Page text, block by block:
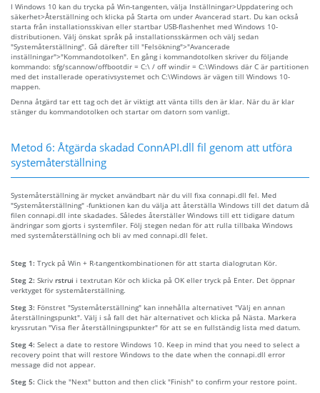
I Windows 10 kan du trycka på Win-tangenten, välja Inställningar>Uppdatering och
säkerhet>Återställning och klicka på Starta om under Avancerad start. Du kan också
starta från installationsskivan eller startbar USB-flashenhet med Windows 10-
distributionen. Välj önskat språk på installationsskärmen och välj sedan
"Systemåterställning". Gå därefter till "Felsökning">"Avancerade
inställningar">"Kommandotolken". En gång i kommandotolken skriver du följande
kommando: sfg/scannow/offbootdir = C:\ / off windir = C:\Windows där C är partitionen
med det installerade operativsystemet och C:\Windows är vägen till Windows 10-
mappen.
Denna åtgärd tar ett tag och det är viktigt att vänta tills den är klar. När du är klar
stänger du kommandotolken och startar om datorn som vanligt.
Metod 6: Åtgärda skadad ConnAPI.dll fil genom att utföra
systemåterställning
Systemåterställning är mycket användbart när du vill fixa connapi.dll fel. Med
"Systemåterställning" -funktionen kan du välja att återställa Windows till det datum då
filen connapi.dll inte skadades. Således återställer Windows till ett tidigare datum
ändringar som gjorts i systemfiler. Följ stegen nedan för att rulla tillbaka Windows
med systemåterställning och bli av med connapi.dll felet.
Steg 1: Tryck på Win + R-tangentkombinationen för att starta dialogrutan Kör.
Steg 2: Skriv rstrui i textrutan Kör och klicka på OK eller tryck på Enter. Det öppnar
verktyget för systemåterställning.
Steg 3: Fönstret "Systemåterställning" kan innehålla alternativet "Välj en annan
återställningspunkt". Välj i så fall det här alternativet och klicka på Nästa. Markera
kryssrutan "Visa fler återställningspunkter" för att se en fullständig lista med datum.
Steg 4: Select a date to restore Windows 10. Keep in mind that you need to select a
recovery point that will restore Windows to the date when the connapi.dll error
message did not appear.
Steg 5: Click the "Next" button and then click "Finish" to confirm your restore point.